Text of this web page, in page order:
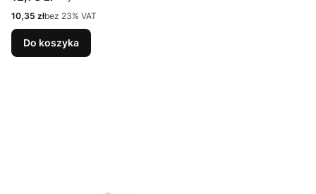
Cena netto
10,35 złbez 23% VAT
Do koszyka